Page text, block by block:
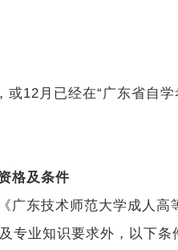
或12月已经在“广东省自
格及条件
广东技术师范大学成人
专业知识要求外，以下条